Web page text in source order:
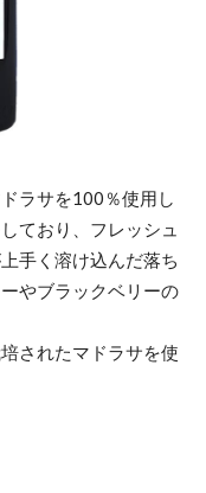
ラサを100％使用し
ており、フレッシュ
手く溶け込んだ落ち
やブラックベリーの
されたマドラサを使